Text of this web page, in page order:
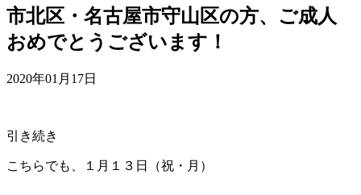
市北区・名古屋市守山区の方、ご成人
おめでとうございます！
2020年01月17日
引き続き
こちらでも、１月１３日（祝・月）